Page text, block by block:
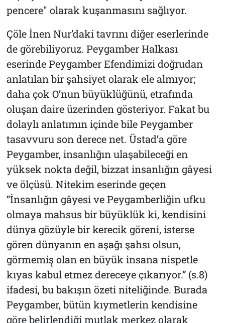
pencere" olarak kuşanmasını sağlıyor.
Çöle İnen Nur’daki tavrını diğer eserlerinde
de görebiliyoruz. Peygamber Halkası
eserinde Peygamber Efendimizi doğrudan
anlatılan bir şahsiyet olarak ele almıyor;
daha çok O’nun büyüklüğünü, etrafında
oluşan daire üzerinden gösteriyor. Fakat bu
dolaylı anlatımın içinde bile Peygamber
tasavvuru son derece net. Üstad’a göre
Peygamber, insanlığın ulaşabileceği en
yüksek nokta değil, bizzat insanlığın gâyesi
ve ölçüsü. Nitekim eserinde geçen
“İnsanlığın gâyesi ve Peygamberliğin ufku
olmaya mahsus bir büyüklük ki, kendisini
dünya gözüyle bir kerecik göreni, isterse
gören dünyanın en aşağı şahsı olsun,
görmemiş̧ olan en büyük insana nispetle
kıyas kabul etmez dereceye çıkarıyor.”(s.8)
ifadesi, bu bakışın özeti niteliğinde. Burada
Peygamber, bütün kıymetlerin kendisine
göre belirlendiği mutlak merkez olarak